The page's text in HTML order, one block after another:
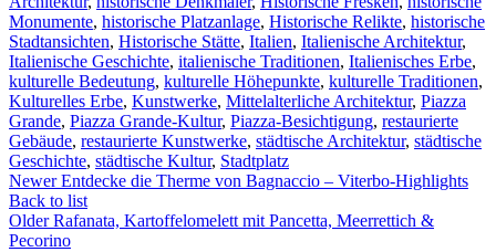
Monumente, historische Platzanlage, Historische Relikte, historische
Stadtansichten, Historische Stätte, Italien, Italienische Architektur,
Italienische Geschichte, italienische Traditionen, Italienisches Erbe,
kulturelle Bedeutung, kulturelle Höhepunkte, kulturelle Traditionen,
Kulturelles Erbe, Kunstwerke, Mittelalterliche Architektur, Piazza
Grande, Piazza Grande-Kultur, Piazza-Besichtigung, restaurierte
Gebäude, restaurierte Kunstwerke, städtische Architektur, städtische
Geschichte, städtische Kultur, Stadtplatz
Newer Entdecke die Therme von Bagnaccio – Viterbo-Highlights
Back to list
Older Rafanata, Kartoffelomelett mit Pancetta, Meerrettich &
Pecorino